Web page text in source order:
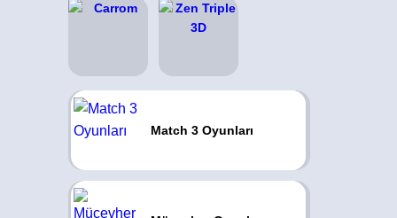
Match 3 Oyunları